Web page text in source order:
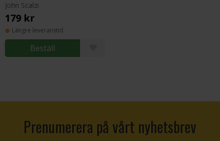
John Scalzi
179 kr
Längre leveranstid
Beställ
Prenumerera på vårt nyhetsbrev